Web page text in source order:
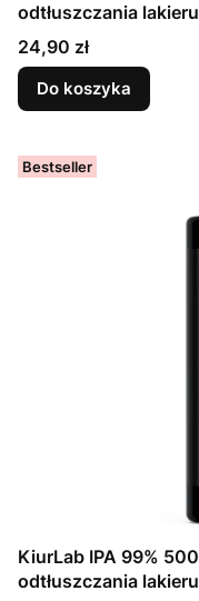
odtłuszczania lakieru
Cena
24,90 zł
Do koszyka
Bestseller
KiurLab IPA 99% 500ml - alkohol Izopropylowy do
odtłuszczania lakieru